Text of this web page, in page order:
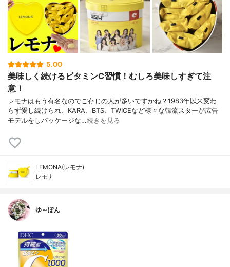
5.00
美味しく続けるビタミンC習慣！むしろ美味しすぎて注
意！
レモナはもう有名なのでご存じの人が多いですかね？1983年以来変わ
らず愛し続けられ、KARA、BTS、TWICEなど様々な韓流スターが広告
モデルをしパッケージな…続きを見る
LEMONA(レモナ)
レモナ
ゆ～ぽん